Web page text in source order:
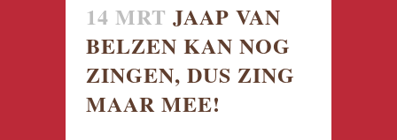
14 MRT JAAP VAN
BELZEN KAN NOG
ZINGEN, DUS ZING
MAAR MEE!